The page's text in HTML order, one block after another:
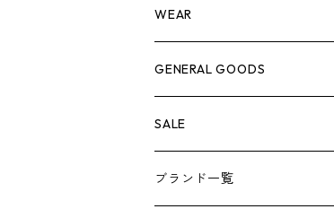
脚立
ケミカル
その他
キャビネット・ツールハンガー
冬季用品
その他
ストレージボックス
クーラーボックス
ナイフ
車内グッズ
車外グッズ
芳香剤
WEAR
トップス
ボトムス
アンダーウェア
GENERAL GOODS
ウォレット
エアーフレッシュナー
SALE
ブランド一覧